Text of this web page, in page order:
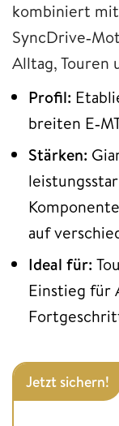
kombiniert
Alltag, Touren
Profil:
breiten
Stärken:
auf
Ideal für:
Einstieg für
Jetzt sichern!